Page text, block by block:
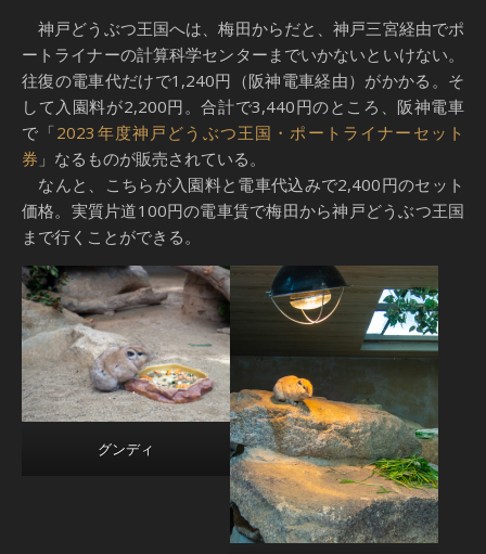
神戸どうぶつ王国へは、梅田からだと、神戸三宮経由でポ
ートライナーの計算科学センターまでいかないといけない。
往復の電車代だけで1,240円（阪神電車経由）がかかる。そ
して入園料が2,200円。合計で3,440円のところ、阪神電車
で「2023年度神戸どうぶつ王国・ポートライナーセット
券 」なるものが販売されている。
なんと、こちらが入園料と電車代込みで2,400円のセット
価格。実質片道100円の電車賃で梅田から神戸どうぶつ王国
まで行くことができる。
グンディ